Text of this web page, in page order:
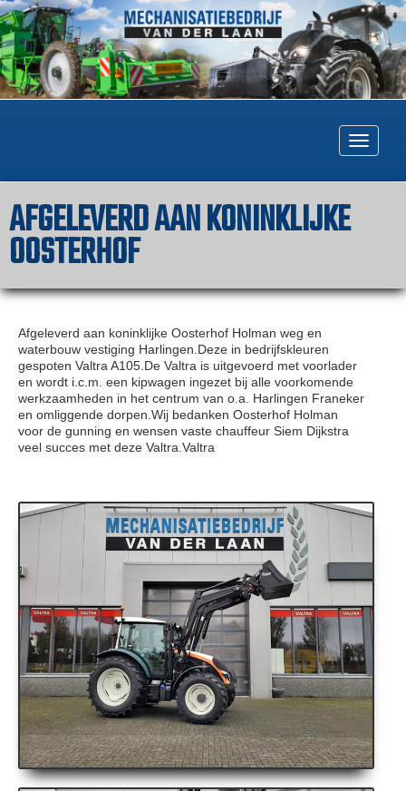
AFGELEVERD AAN KONINKLIJKE
OOSTERHOF
Afgeleverd aan koninklijke Oosterhof Holman weg en
waterbouw vestiging Harlingen.Deze in bedrijfskleuren
gespoten Valtra A105.De Valtra is uitgevoerd met voorlader
en wordt i.c.m. een kipwagen ingezet bij alle voorkomende
werkzaamheden in het centrum van o.a. Harlingen Franeker
en omliggende dorpen.Wij bedanken Oosterhof Holman
voor de gunning en wensen vaste chauffeur Siem Dijkstra
veel succes met deze Valtra.Valtra